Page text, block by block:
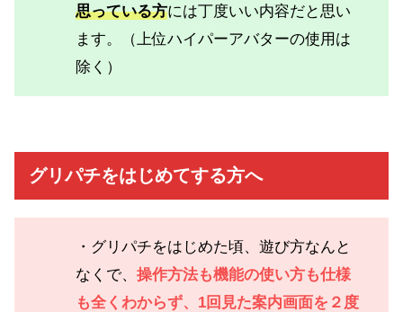
思っている方には丁度いい内容だと思い
ます。（上位ハイパーアバターの使用は
除く）
グリパチをはじめてする方へ
・グリパチをはじめた頃、遊び方なんと
なくで、 操作方法も機能の使い方も仕様
も全くわからず、1回見た案内画面を２度